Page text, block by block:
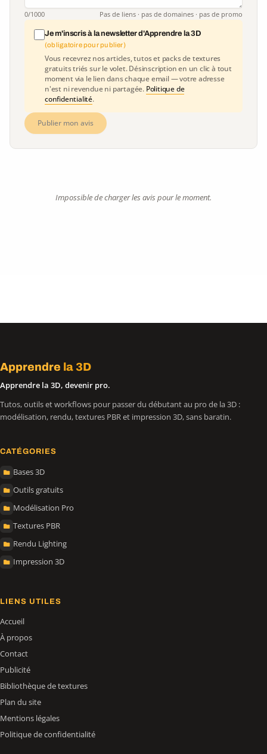
0/1000 Pas de liens · pas de domaines · pas de promo
Je m'inscris à la newsletter d'Apprendre la 3D
(obligatoire pour publier)
Vous recevrez nos articles, tutos et packs de textures
gratuits triés sur le volet. Désinscription en un clic à tout
moment via le lien dans chaque email — votre adresse
n'est ni revendue ni partagée. Politique de
confidentialité.
Publier mon avis
Impossible de charger les avis pour le moment.
Apprendre la 3D
Apprendre la 3D, devenir pro.
Tutos, outils et workflows pour passer du débutant au pro de la 3D :
modélisation, rendu, textures PBR et impression 3D, sans baratin.
CATÉGORIES
Bases 3D
Outils gratuits
Modélisation Pro
Textures PBR
Rendu Lighting
Impression 3D
LIENS UTILES
Accueil
À propos
Contact
Publicité
Bibliothèque de textures
Plan du site
Mentions légales
Politique de confidentialité